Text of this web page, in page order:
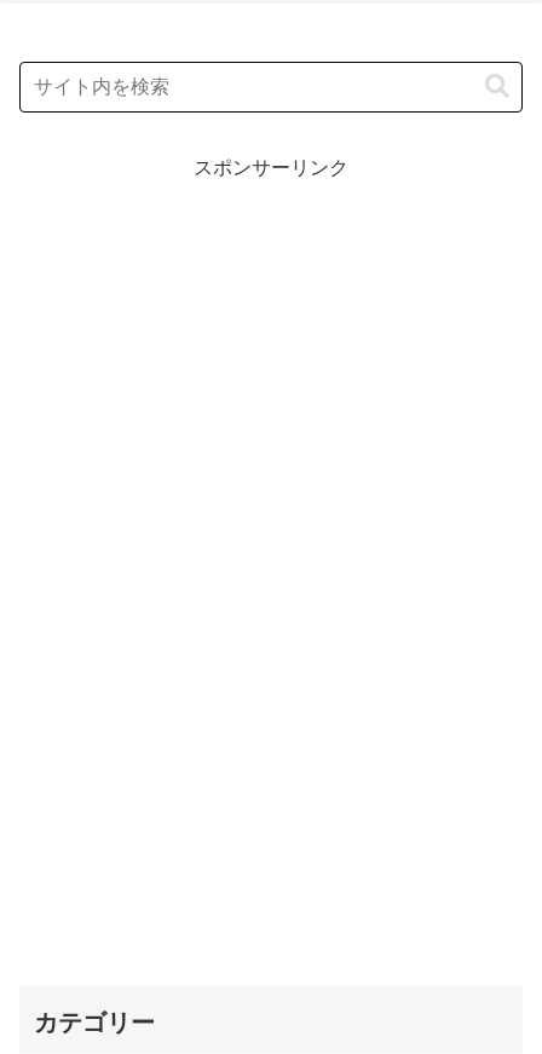
スポンサーリンク
カテゴリー